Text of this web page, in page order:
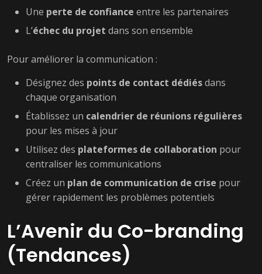
Une perte de confiance entre les partenaires
L’échec du projet dans son ensemble
Pour améliorer la communication :
Désignez des points de contact dédiésdans
chaque organisation
Établissez un calendrier de réunions régulières
pour les mises à jour
Utilisez des plateformes de collaboration pour
centraliser les communications
Créez un plan de communication de crise pour
gérer rapidement les problèmes potentiels
L’Avenir du Co-branding
(Tendances)